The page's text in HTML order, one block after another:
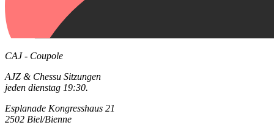
CAJ - Coupole
AJZ & Chessu Sitzungen
jeden dienstag 19:30.
Esplanade Kongresshaus 21
2502 Biel/Bienne